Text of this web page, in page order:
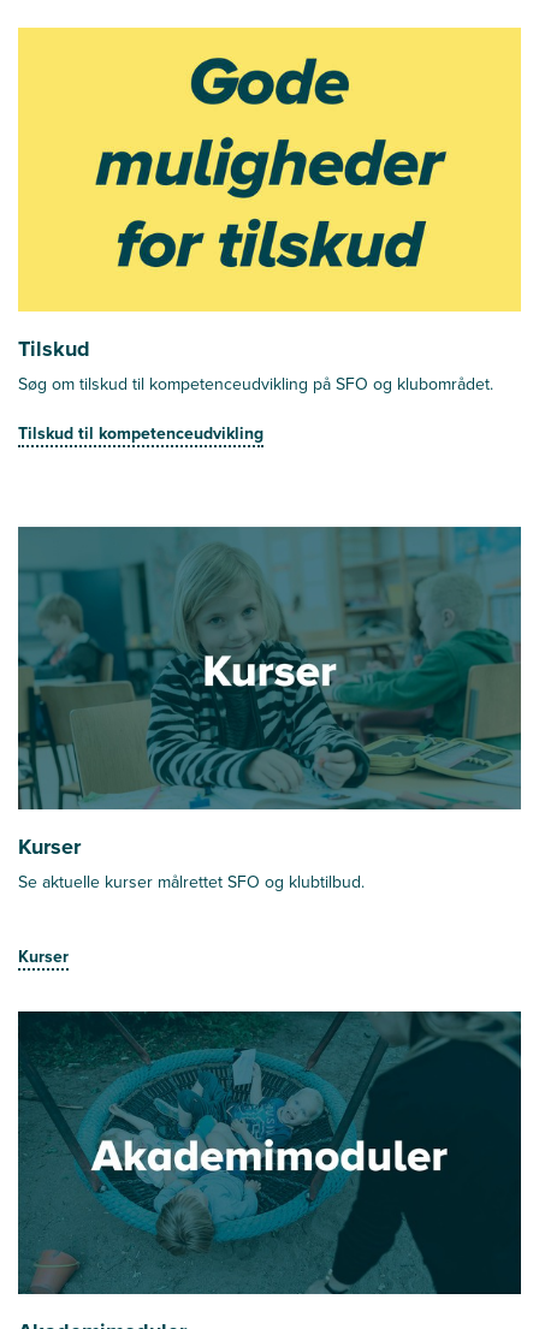
Tilskud
Søg om tilskud til kompetenceudvikling på SFO og klubområdet.
Tilskud til kompetenceudvikling
Kurser
Se aktuelle kurser målrettet SFO og klubtilbud.
Kurser